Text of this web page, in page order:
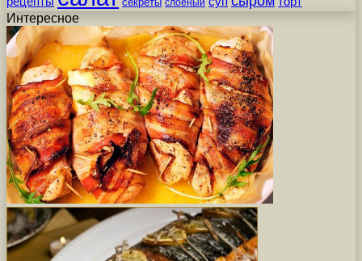
слоеный
Интересное